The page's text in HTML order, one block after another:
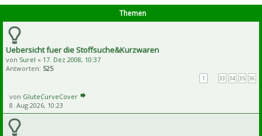
Themen
Uebersicht fuer die Stoffsuche&Kurzwaren
von Surel « 17. Dez 2008, 10:37
Antworten: 525
1 33 34 35 36
von GluteCurveCover
8. Aug 2026, 10:23